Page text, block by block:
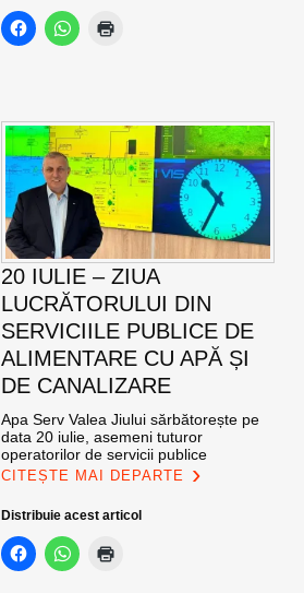
20 IULIE – ZIUA
LUCRĂTORULUI DIN
SERVICIILE PUBLICE DE
ALIMENTARE CU APĂ ȘI
DE CANALIZARE
Apa Serv Valea Jiului sărbătorește pe
data 20 iulie, asemeni tuturor
operatorilor de servicii publice
CITEȘTE MAI DEPARTE
Distribuie acest articol